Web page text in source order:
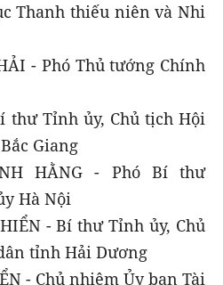
Thanh thiếu niên và Nhi
- Phó Thủ tướng Chính
thư Tỉnh ủy, Chủ tịch Hội
Giang
HẰNG - Phó Bí thư
Hà Nội
- Bí thư Tỉnh ủy, Chủ
tỉnh Hải Dương
- Chủ nhiệm Ủy ban Tài